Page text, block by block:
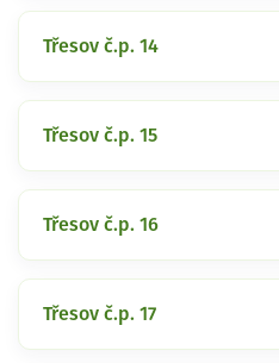
Třesov č.p. 14
Třesov č.p. 15
Třesov č.p. 16
Třesov č.p. 17